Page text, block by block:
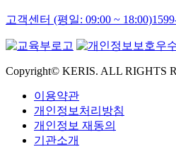
고객센터 (평일: 09:00 ~ 18:00)
Copyright© KERIS. ALL RIGHTS
이용약관
개인정보처리방침
개인정보 재동의
기관소개